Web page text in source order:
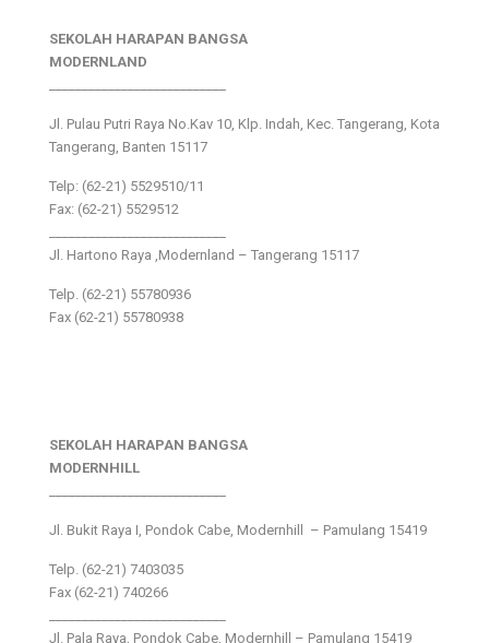
SEKOLAH HARAPAN BANGSA
MODERNLAND
Jl. Pulau Putri Raya No.Kav 10, Klp. Indah, Kec. Tangerang, Kota
Tangerang, Banten 15117
Telp: (62-21) 5529510/11
Fax: (62-21) 5529512
Jl. Hartono Raya ,Modernland – Tangerang 15117
Telp. (62-21) 55780936
Fax (62-21) 55780938
SEKOLAH HARAPAN BANGSA
MODERNHILL
Jl. Bukit Raya I, Pondok Cabe, Modernhill – Pamulang 15419
Telp. (62-21) 7403035
Fax (62-21) 740266
Jl. Pala Raya, Pondok Cabe, Modernhill – Pamulang 15419